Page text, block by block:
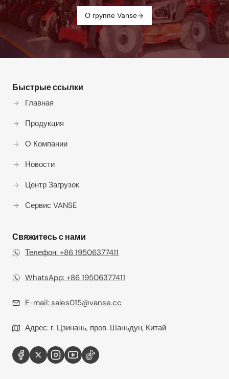
О группе Vanse
Быстрые ссылки
Главная
Продукция
О Компании
Новости
Центр Загрузок
Сервис VANSE
Свяжитесь с нами
Телефон: +86 19506377411
WhatsApp: +86 19506377411‬
E-mail: sales015@vanse.cc
Адрес: г. Цзинань, пров. Шаньдун, Китай